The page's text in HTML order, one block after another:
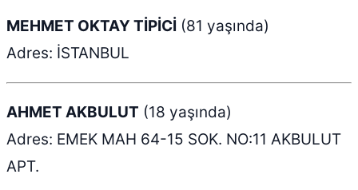
MEHMET OKTAY TİPİCİ (81 yaşında)
Adres: İSTANBUL
AHMET AKBULUT (18 yaşında)
Adres: EMEK MAH 64-15 SOK. NO:11 AKBULUT
APT.